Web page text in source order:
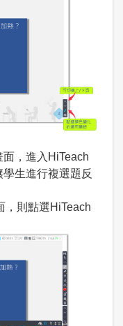
，進入HiTeach
生進行複選題反
，則點選HiTeach